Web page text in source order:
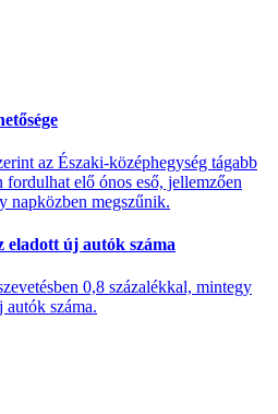
az Északi-középhegység tágabb
elő ónos eső, jellemzően
napközben megszűnik.
eladott új autók száma
0,8 százalékkal, mintegy
száma.